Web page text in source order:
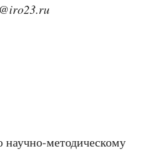
научно-методическому